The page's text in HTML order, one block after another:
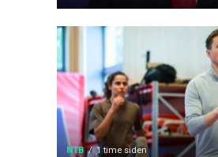
NTB 1 time siden